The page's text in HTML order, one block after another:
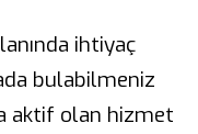
ihtiyaç
bulabilmeniz
aktif olan hizmet